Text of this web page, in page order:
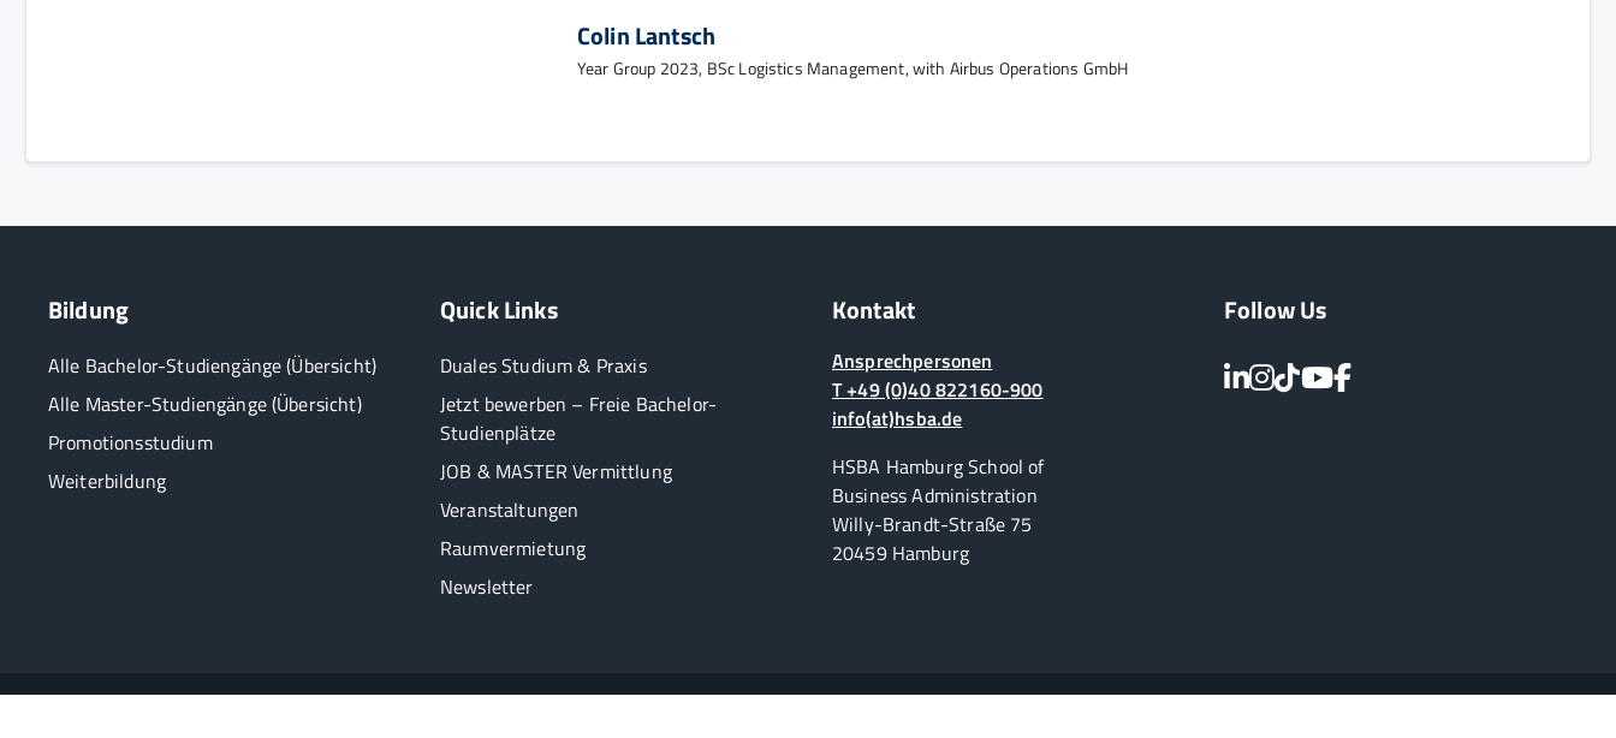
Colin Lantsch
Year Group 2023, BSc Logistics Management, with Airbus Operations GmbH
Bildung
Alle Bachelor-Studiengänge (Übersicht)
Alle Master-Studiengänge (Übersicht)
Promotionsstudium
Weiterbildung
Quick Links
Duales Studium & Praxis
Jetzt bewerben – Freie Bachelor-
Studienplätze
JOB & MASTER Vermittlung
Veranstaltungen
Raumvermietung
Newsletter
Kontakt
Ansprechpersonen
T +49 (0)40 822160-900
info(at)hsba.de
HSBA Hamburg School of
Business Administration
Willy-Brandt-Straße 75
20459 Hamburg
Follow Us